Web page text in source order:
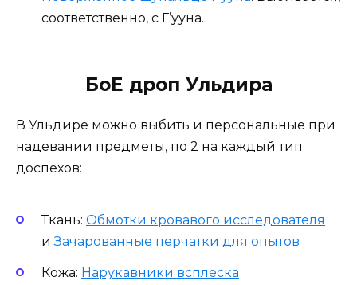
соответственно, с Г’ууна.
БоЕ дроп Ульдира
В Ульдире можно выбить и персональные при
надевании предметы, по 2 на каждый тип
доспехов:
Ткань: Обмотки кровавого исследователя
иЗачарованные перчатки для опытов
Кожа: Нарукавники всплеска